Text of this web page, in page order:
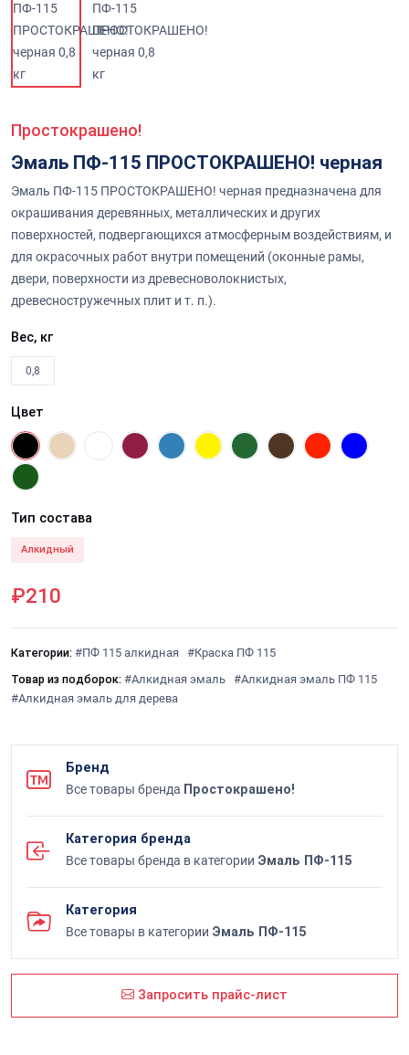
Простокрашено!
Эмаль ПФ-115 ПРОСТОКРАШЕНО! черная
Эмаль ПФ-115 ПРОСТОКРАШЕНО! черная предназначена для
окрашивания деревянных, металлических и других
поверхностей, подвергающихся атмосферным воздействиям, и
для окрасочных работ внутри помещений (оконные рамы,
двери, поверхности из древесноволокнистых,
древесностружечных плит и т. п.).
Вес, кг
0,8
Цвет
Тип состава
Алкидный
₽210
Категории: #ПФ 115 алкидная #Краска ПФ 115
Товар из подборок: #Алкидная эмаль #Алкидная эмаль ПФ 115
#Алкидная эмаль для дерева
Бренд
Все товары бренда Простокрашено!
Категория бренда
Все товары бренда в категории Эмаль ПФ-115
Категория
Все товары в категории Эмаль ПФ-115
Запросить прайс-лист